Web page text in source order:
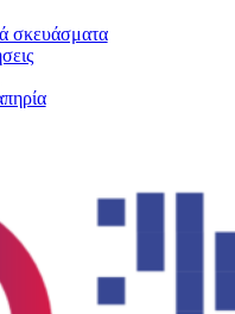
σκευάσματα